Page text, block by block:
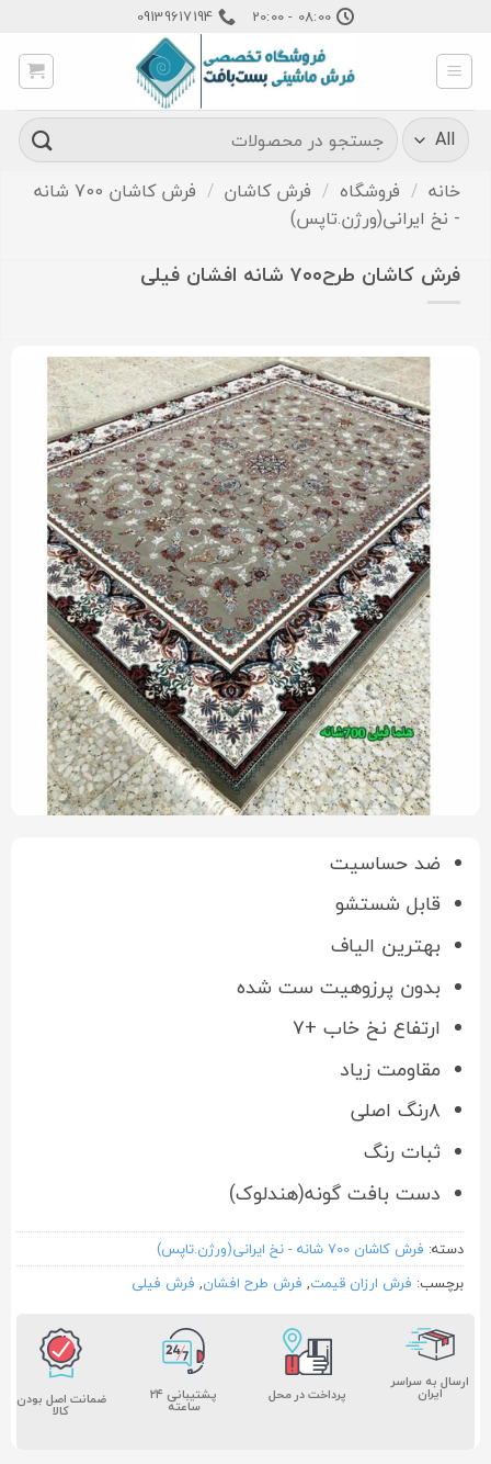
content
08:00 - 20:00
09139617194
جستجو
برای:
خانه / فروشگاه / فرش کاشان /
فرش کاشان 700 شانه
- نخ ایرانی(ورژن.تاپس)
فرش کاشان طرح۷۰۰ شانه افشان فیلی
ضد حساسیت
قابل شستشو
بهترین الیاف
بدون پرزوهیت ست شده
ارتفاع نخ خاب +۷
مقاومت زیاد
۸رنگ اصلی
ثبات رنگ
دست بافت گونه(هندلوک)
دسته: فرش کاشان 700 شانه - نخ ایرانی(ورژن.تاپس)
برچسب: فرش ارزان قیمت, فرش طرح افشان, فرش فیلی
ارسال به سراسر
ایران پرداخت در محل پشتیبانی ۲۴
ساعته ضمانت اصل بودن
کالا